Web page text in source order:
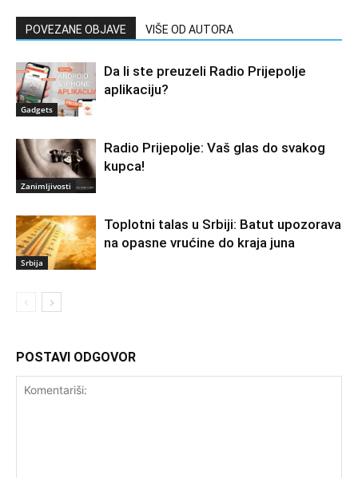
POVEZANE OBJAVE VIŠE OD AUTORA
Gadgets
Da li ste preuzeli Radio Prijepolje
aplikaciju?
Zanimljivosti
Radio Prijepolje: Vaš glas do svakog
kupca!
Srbija
Toplotni talas u Srbiji: Batut upozorava
na opasne vrućine do kraja juna
POSTAVI ODGOVOR